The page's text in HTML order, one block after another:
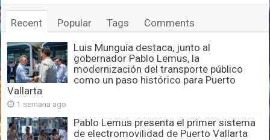
Recent Popular Tags Comments
Luis Munguía destaca, junto al
gobernador Pablo Lemus, la
modernización del transporte público
como un paso histórico para Puerto
Vallarta
1 semana ago
Pablo Lemus presenta el primer sistema
de electromovilidad de Puerto Vallarta